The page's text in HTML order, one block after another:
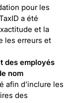
pour les
a été
et la
les erreurs et
des employés
nom
afin d’inclure les
des